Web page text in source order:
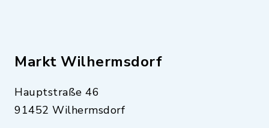
Markt Wilhermsdorf
Hauptstraße 46
91452 Wilhermsdorf